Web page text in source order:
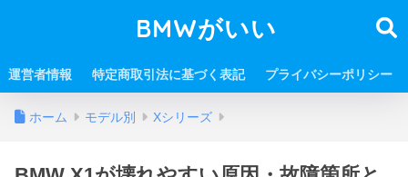
BMWがいい
運営者情報 特定商取引法に基づく表記 プライバシーポリシー
ホーム モデル別 Xシリーズ